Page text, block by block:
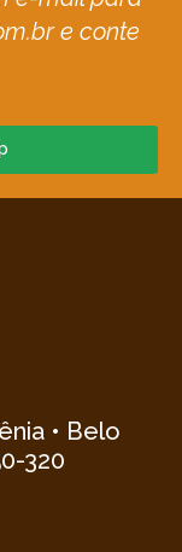
e conte
• Belo
320